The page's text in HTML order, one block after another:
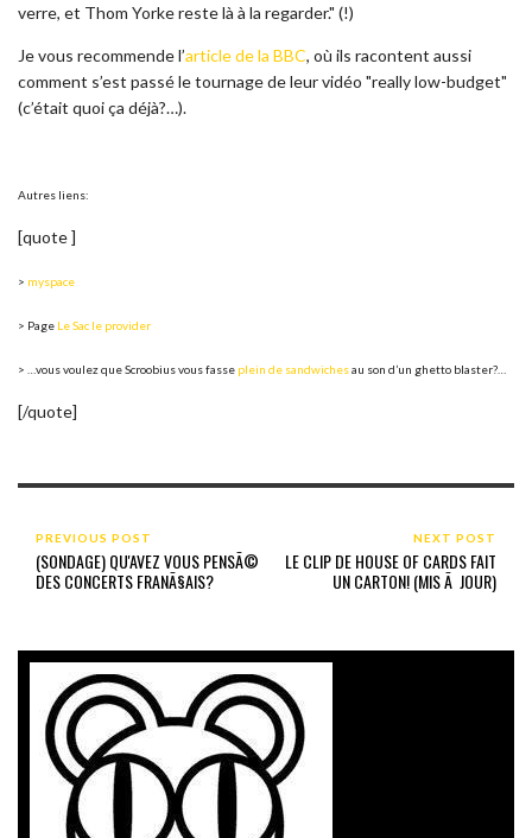
verre, et Thom Yorke reste là à la regarder." (!)
Je vous recommende l’article de la BBC, où ils racontent aussi
comment s’est passé le tournage de leur vidéo "really low-budget"
(c’était quoi ça déjà?…).
Autres liens:
[quote ]
> myspace
> Page Le Sac le provider
> …vous voulez que Scroobius vous fasse plein de sandwichesau son d’un ghetto blaster?…
[/quote]
PREVIOUS POST
(SONDAGE) QU'AVEZ VOUS PENSÃ©
DES CONCERTS FRANÃ§AIS?
NEXT POST
LE CLIP DE HOUSE OF CARDS FAIT
UN CARTON! (MIS Ã JOUR)